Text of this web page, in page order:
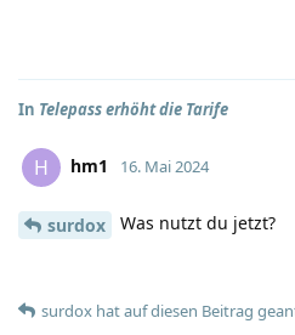
In Telepass erhöht die Tarife
H hm1 16. Mai 2024
surdox Was nutzt du jetzt?
surdox hatauf diesen Beitrag